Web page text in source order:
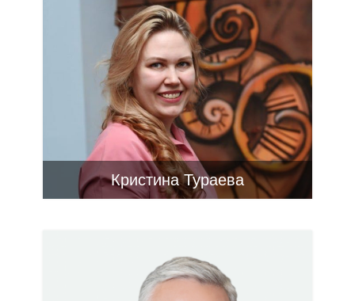
Кристина Тураева